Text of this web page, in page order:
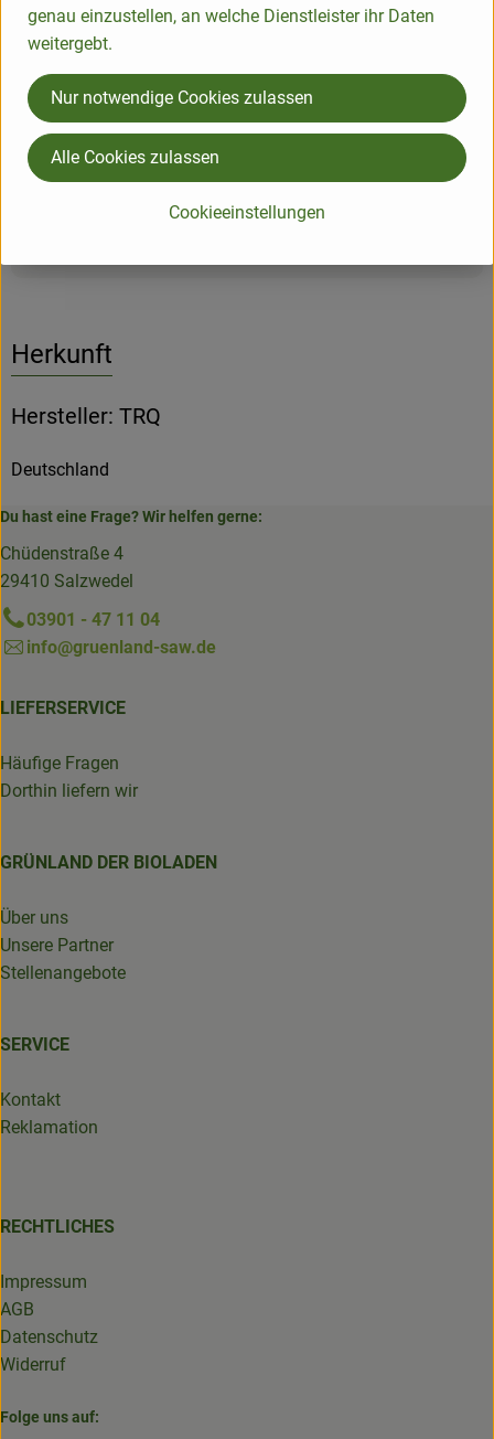
Das Material aus Steinzeug sorgt dafür, dass die Hitze
gleichmäßig verteilt wird und deine Köstlichkeiten perfekt
gebacken werden.
Maße: Ø 22 cm x 22 cm x 4 cm
Material: Steinzeug
Herkunft
Hersteller: TRQ
Deutschland
Du hast eine Frage? Wir helfen gerne:
Chüdenstraße 4
29410 Salzwedel
03901 - 47 11 04
info@gruenland-saw.de
LIEFERSERVICE
Häufige Fragen
Dorthin liefern wir
GRÜNLAND DER BIOLADEN
Über uns
Unsere Partner
Stellenangebote
SERVICE
Kontakt
Reklamation
RECHTLICHES
Impressum
AGB
Datenschutz
Widerruf
Folge uns auf:
genau einzustellen, an welche Dienstleister ihr Daten
weitergebt.
Cookieeinstellungen
Nur notwendige Cookies zulassen
Alle Cookies zulassen